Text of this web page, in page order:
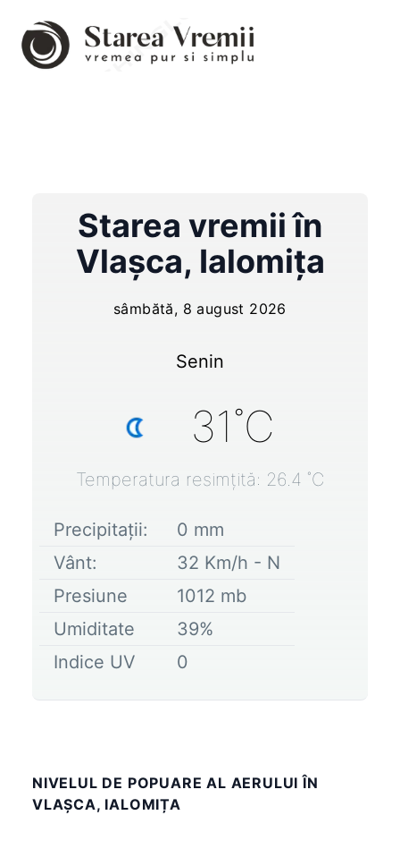
Starea vremii în
Vlaşca, Ialomița
sâmbătă, 8 august 2026
Senin
31˚C
Temperatura resimțită: 26.4 ˚C
Precipitații: 0 mm
Vânt:
32 Km/h - N
Presiune
1012 mb
Umiditate
39%
Indice UV
0
NIVELUL DE POPUARE AL AERULUI ÎN
VLAŞCA, IALOMIȚA